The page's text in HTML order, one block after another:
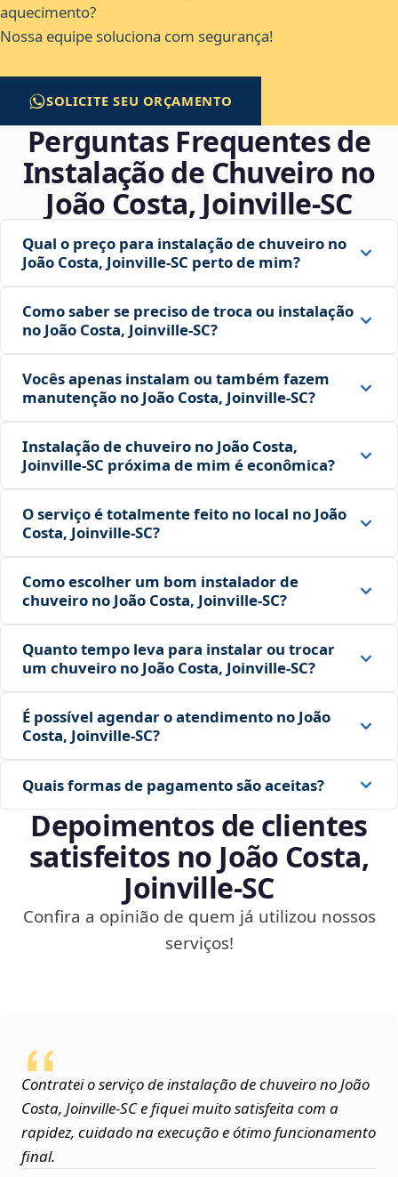
aquecimento?
Nossa equipe soluciona com segurança!
SOLICITE SEU ORÇAMENTO
Perguntas Frequentes de
Instalação de Chuveiro no
João Costa, Joinville‑SC
Qual o preço para instalação de chuveiro no
João Costa, Joinville‑SC perto de mim?
Como saber se preciso de troca ou instalação
no João Costa, Joinville‑SC?
Vocês apenas instalam ou também fazem
manutenção no João Costa, Joinville‑SC?
Instalação de chuveiro no João Costa,
Joinville‑SC próxima de mim é econômica?
O serviço é totalmente feito no local no João
Costa, Joinville‑SC?
Como escolher um bom instalador de
chuveiro no João Costa, Joinville‑SC?
Quanto tempo leva para instalar ou trocar
um chuveiro no João Costa, Joinville‑SC?
É possível agendar o atendimento no João
Costa, Joinville‑SC?
Quais formas de pagamento são aceitas?
Depoimentos de clientes
satisfeitos no João Costa,
Joinville‑SC
Confira a opinião de quem já utilizou nossos
serviços!
Contratei o serviço de instalação de chuveiro no João
Costa, Joinville‑SC e fiquei muito satisfeita com a
rapidez, cuidado na execução e ótimo funcionamento
final.